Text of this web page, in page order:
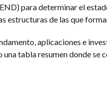
para determinar el
estructuras de las que
aplicaciones e
tabla resumen donde se